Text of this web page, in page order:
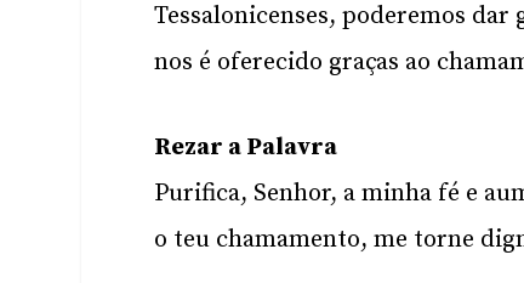
Tessalonicenses, poderemos dar
nos é oferecido graças ao
Rezar a Palavra
Purifica, Senhor, a minha fé e
o teu chamamento, me torne